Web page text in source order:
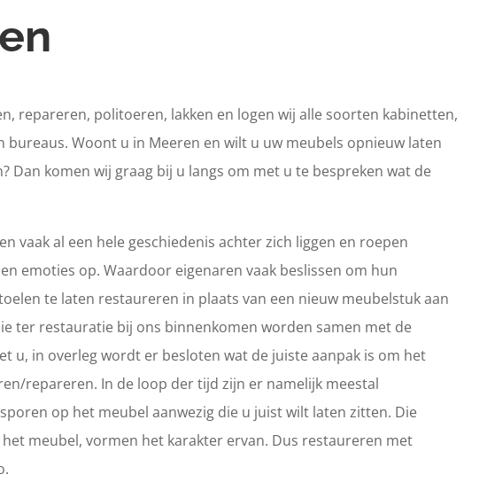
repareren, politoeren, lakken en logen wij alle soorten kabinetten,
bureaus. Woont u in Meeren en wilt u uw meubels opnieuw laten
Dan komen wij graag bij u langs om met u te bespreken wat de
vaak al een hele geschiedenis achter zich liggen en roepen
emoties op. Waardoor eigenaren vaak beslissen om hun
te laten restaureren in plaats van een nieuw meubelstuk aan
ter restauratie bij ons binnenkomen worden samen met de
u, in overleg wordt er besloten wat de juiste aanpak is om het
repareren. In de loop der tijd zijn er namelijk meestal
op het meubel aanwezig die u juist wilt laten zitten. Die
meubel, vormen het karakter ervan. Dus restaureren met